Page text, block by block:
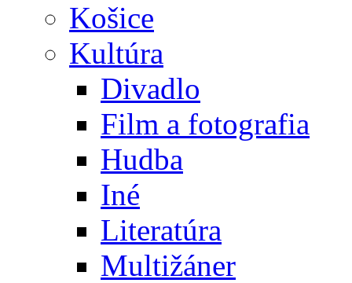
Košice
Kultúra
Divadlo
Film a fotografia
Hudba
Iné
Literatúra
Multižáner